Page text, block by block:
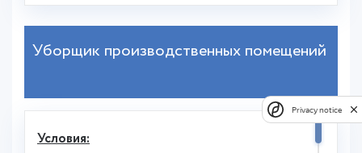
Осуществление внутреннего контроля
правильности отражения налоговых
Ведение налогового учета, составление
расчетов
Уборщик производственных помещений
Условия:
Privacy notice